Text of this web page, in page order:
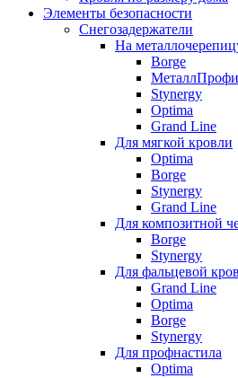
Элементы безопасности
Снегозадержатели
На
Borge
Stynergy
Optima
Grand Line
Для мягкой кровли
Optima
Borge
Stynergy
Grand Line
Для композитной
Borge
Stynergy
Для фальцевой
Grand Line
Optima
Borge
Stynergy
Для профнастила
Optima